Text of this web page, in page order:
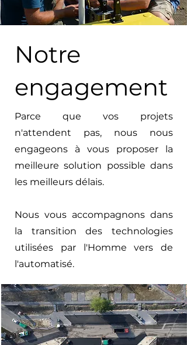
Notre
engagement
Parce que vos projets
n'attendent pas, nous nous
engageons à vous proposer la
meilleure solution possible dans
les meilleurs délais.
Nous vous accompagnons dans
la transition des technologies
utilisées par l'Homme vers de
l'automatisé.